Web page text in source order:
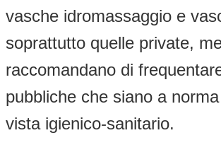
vasche idromassaggio e
soprattutto quelle private,
raccomandano di
pubbliche che siano a
vista igienico-sanitario.